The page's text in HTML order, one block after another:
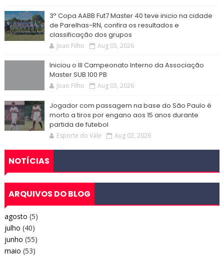
3ª Copa AABB Fut7 Master 40 teve inicio na cidade
de Parelhas-RN, confira os resultados e
classificação dos grupos
Joao Filho Aug 03, 2026
Iniciou o III Campeonato Interno da Associação
Master SUB 100 PB
Joao Filho Aug 03, 2026
Jogador com passagem na base do São Paulo é
morto a tiros por engano aos 15 anos durante
partida de futebol
Esporte do Vale Aug 02, 2026
NOTÍCIAS
ARQUIVOS DO BLOG
agosto (5)
julho (40)
junho (55)
maio (53)